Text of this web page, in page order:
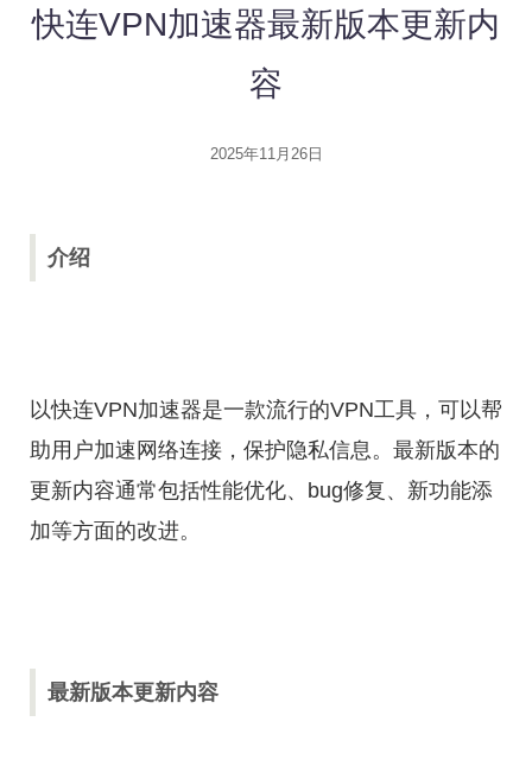
快连VPN加速器最新版本更新内
容
2025年11月26日
介绍
以快连VPN加速器是一款流行的VPN工具，可以帮
助用户加速网络连接，保护隐私信息。最新版本的
更新内容通常包括性能优化、bug修复、新功能添
加等方面的改进。
最新版本更新内容